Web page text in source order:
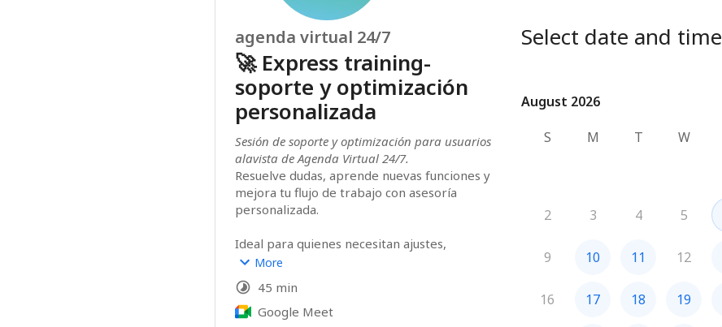
agenda virtual 24/7
🚀 Express training-
soporte y optimización
personalizada
Sesión de soporte y optimización para usuarios
alavista de Agenda Virtual 24/7.
Resuelve dudas, aprende nuevas funciones y
mejora tu flujo de trabajo con asesoría
personalizada.
Ideal para quienes necesitan ajustes,
reconfiguración o actualización en su uso.
More
45 min
Google Meet
Select date and time
August 2026
August 2026
S
M T W
2 3 4 5
9 10 11 12
16 17 18 19